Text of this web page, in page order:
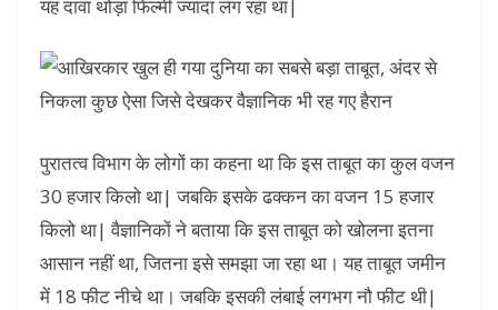
यह दावा थोड़ा फिल्मी ज्यादा लग रहा था|
पुरातत्व विभाग के लोगों का कहना था कि इस ताबूत का कुल वजन
30 हजार किलो था| जबकि इसके ढक्कन का वजन 15 हजार
किलो था| वैज्ञानिकों ने बताया कि इस ताबूत को खोलना इतना
आसान नहीं था, जितना इसे समझा जा रहा था। यह ताबूत जमीन
में 18 फीट नीचे था। जबकि इसकी लंबाई लगभग नौ फीट थी|